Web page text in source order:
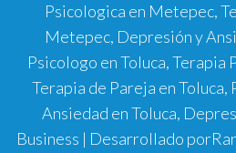
Psicologica en Metepec,
Metepec, Depresión y
Psicologo en Toluca, Terapia
Terapia de Pareja en Toluca,
Ansiedad en Toluca,
Business | Desarrollado por